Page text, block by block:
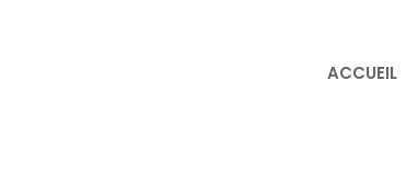
ACCUEIL